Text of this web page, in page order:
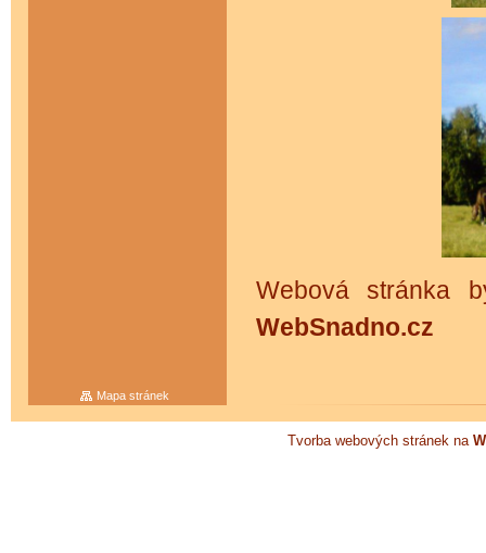
Webová stránka
WebSnadno.cz
Mapa stránek
Tvorba webových stránek na